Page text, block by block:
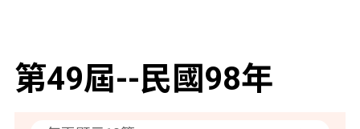
第49屆--民國98年